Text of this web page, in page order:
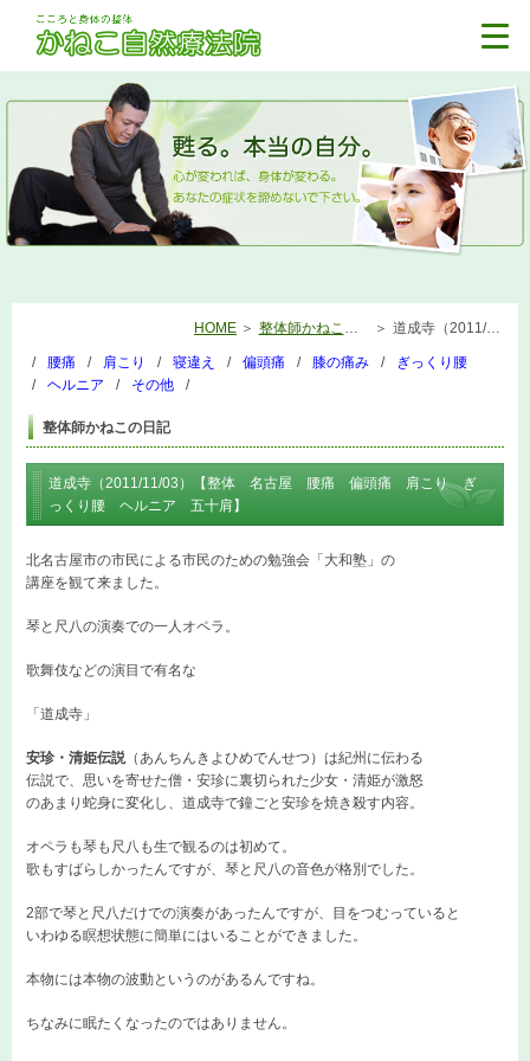
HOME 整体師かねこの日記 道成寺（2011/11/03）【整体 名古屋 腰痛 偏頭痛 肩こり ぎっくり腰 ヘルニア 五十肩】
腰痛 肩こり 寝違え 偏頭痛 膝の痛み
ぎっくり腰
ヘルニア
その他
整体師かねこの日記
道成寺（2011/11/03）【整体 名古屋 腰痛 偏頭痛 肩こり ぎ
っくり腰 ヘルニア 五十肩】
北名古屋市の市民による市民のための勉強会「大和塾」の
講座を観て来ました。
琴と尺八の演奏での一人オペラ。
歌舞伎などの演目で有名な
「道成寺」
安珍・清姫伝説 （あんちんきよひめでんせつ）は紀州に伝わる
伝説で、思いを寄せた僧・安珍に裏切られた少女・清姫が激怒
のあまり蛇身に変化し、道成寺で鐘ごと安珍を焼き殺す内容。
オペラも琴も尺八も生で観るのは初めて。
歌もすばらしかったんですが、琴と尺八の音色が格別でした。
2部で琴と尺八だけでの演奏があったんですが、目をつむっていると
いわゆる瞑想状態に簡単にはいることができました。
本物には本物の波動というのがあるんですね。
ちなみに眠たくなったのではありません。